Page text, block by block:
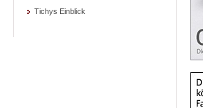
Tichys Einblick